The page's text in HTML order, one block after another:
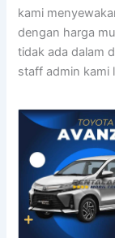
kami
dengan harga
tidak ada dalam
staff admin kami